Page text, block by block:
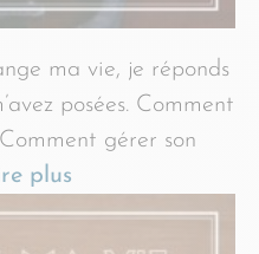
ma vie, je réponds
posées. Comment
gérer son
plus